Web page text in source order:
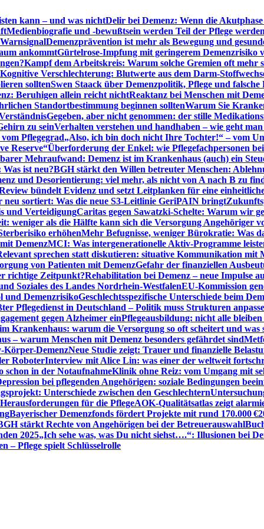
kann – und was nichtDelir bei Demenz: Wenn die
Medienbiografie und -bewußtsein werden Teil der Pflege werden
Demenzprävention ist mehr als Bewegung und
ankommtGürtelrose-Impfung mit geringerem Demenzrisiko
Kampf dem Arbeitskreis: Warum solche Gremien oft mehr
Kognitive Verschlechterung: Blutwerte aus dem Darm-
solltenSwen Staack über Demenzpolitik, Pflege und falsche
Beruhigen allein reicht nichtReaktanz bei Menschen mit
Standortbestimmung beginnen solltenWarum Sie
Gegeben, aber nicht genommen: der stille
zu seinVerhalten verstehen und handhaben – wie geht
Pflegegrad„Also, ich bin doch nicht Ihre Tochter!“ – vom
Reserve“Überforderung der Enkel: wie Pflegefachpersonen
Mehraufwand: Demenz ist im Krankenhaus (auch) ein
ist neu?BGH stärkt den Willen betreuter Menschen:
und Desorientierung: viel mehr, als nicht von A nach B zu
bündelt Evidenz und setzt Leitplanken für eine
neu sortiert: Was die neue S3-Leitlinie GeriPAIN bringt
und VerteidigungCaritas gegen Sawatzki-Schelte: Warum wir
weniger als die Hälfte kann sich die Versorgung Angehöriger
erhöhenMehr Befugnisse, weniger Bürokratie: Was
DemenzMCI: Was intergenerationelle Aktiv-Programme
sprechen statt diskutieren: situative Kommunikation mit
von Patienten mit DemenzGefahr der finanziellen
richtige Zeitpunkt?Rehabilitation bei Demenz – neue Impulse
Soziales des Landes Nordrhein-WestfalenEU-Kommission
und DemenzrisikoGeschlechtsspezifische Unterschiede beim
Pflegedienst in Deutschland – Politik muss Strukturen
gegen Alzheimer einPflegeausbildung: nicht alle bleiben
Krankenhaus: warum die Versorgung so oft scheitert und was
– warum Menschen mit Demenz besonders gefährdet sind
Körper-DemenzNeue Studie zeigt: Trauer und finanzielle
RoboterInterview mit Alice Lin: was einer der weltweit
schon in der NotaufnahmeKlinik ohne Reiz: vom Umgang mit
bei pflegenden Angehörigen: soziale Bedingungen
Unterschiede zwischen den Geschlechtern
für die PflegeAOK-Qualitätsatlas zeigt
Bayerischer Demenzfonds fördert Projekte mit rund 170.000 €
stärkt Rechte von Angehörigen bei der Betreuerauswahl
2025„Ich sehe was, was Du nicht siehst….“: Illusionen bei
– Pflege spielt Schlüsselrolle